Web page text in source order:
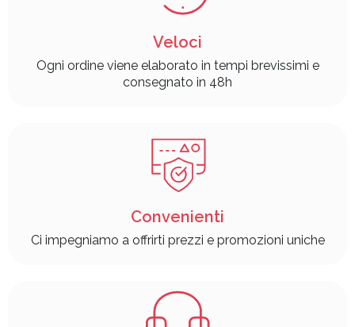
Veloci
Ogni ordine viene elaborato in tempi brevissimi e
consegnato in 48h
Convenienti
Ci impegniamo a offrirti prezzi e promozioni uniche